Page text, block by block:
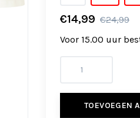
€14,99 €24,99
Voor 15.00 uur
TOEVOEGEN